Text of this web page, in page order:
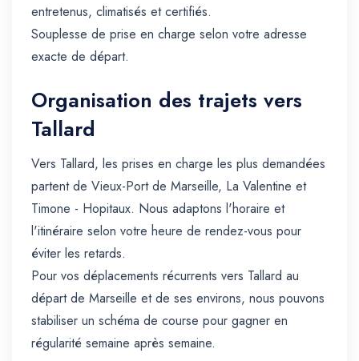
entretenus, climatisés et certifiés.
Souplesse de prise en charge selon votre adresse
exacte de départ.
Organisation des trajets vers
Tallard
Vers Tallard, les prises en charge les plus demandées
partent de Vieux-Port de Marseille, La Valentine et
Timone - Hopitaux. Nous adaptons l'horaire et
l'itinéraire selon votre heure de rendez-vous pour
éviter les retards.
Pour vos déplacements récurrents vers Tallard au
départ de Marseille et de ses environs, nous pouvons
stabiliser un schéma de course pour gagner en
régularité semaine après semaine.